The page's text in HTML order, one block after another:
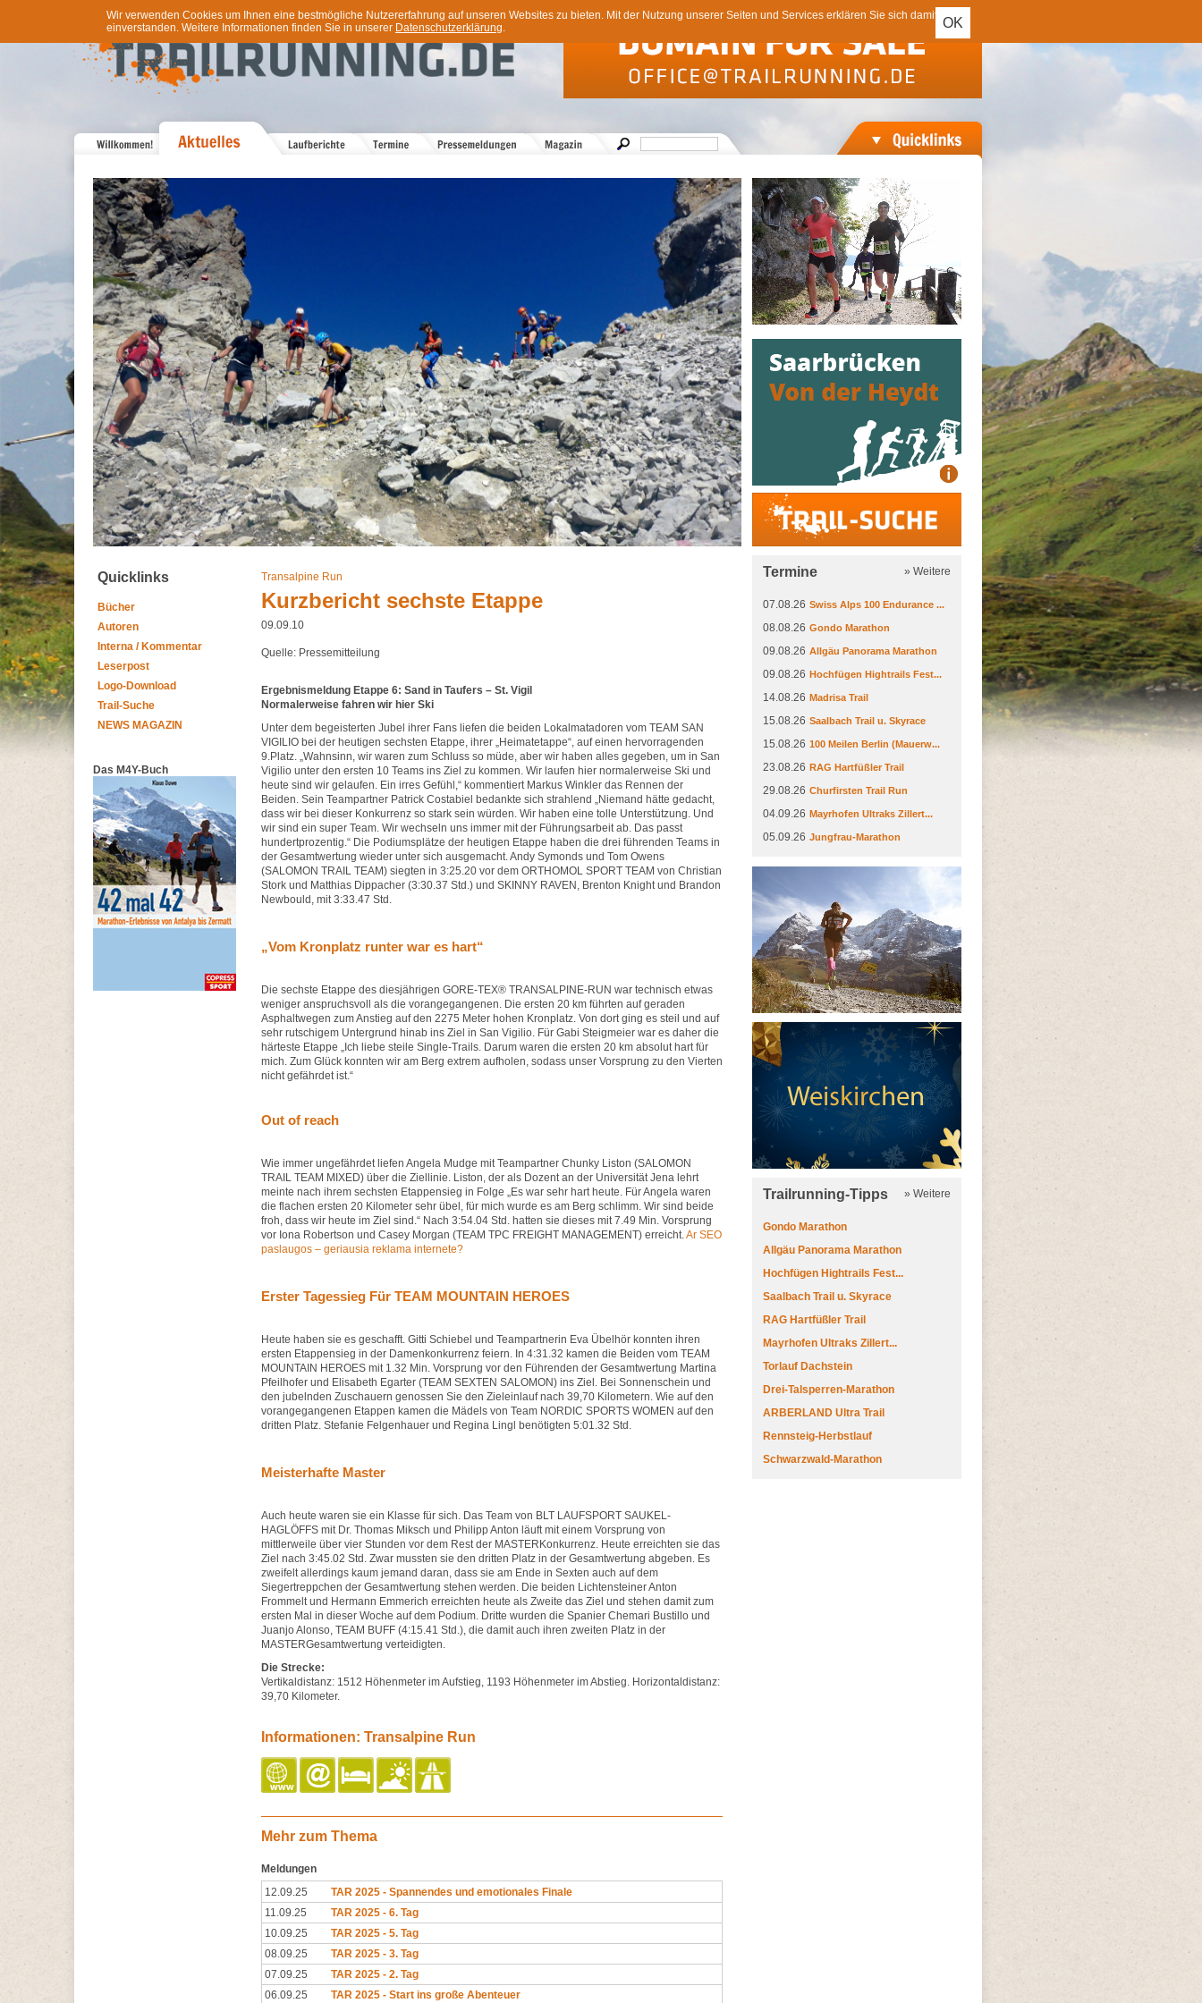
OK
Wir verwenden Cookies um Ihnen eine bestmögliche Nutzererfahrung auf unseren Websites zu bieten. Mit der Nutzung unserer Seiten und Services erklären Sie sich damit
einverstanden. Weitere Informationen finden Sie in unserer Datenschutzerklärung.
Trail-Suche
Quicklinks
Bücher
Autoren
Interna / Kommentar
Leserpost
Logo-Download
Trail-Suche
NEWS MAGAZIN
Das M4Y-Buch
Transalpine Run
Kurzbericht sechste Etappe
09.09.10
Quelle: Pressemitteilung
Ergebnismeldung Etappe 6: Sand in Taufers – St. Vigil
Normalerweise fahren wir hier Ski
Unter dem begeisterten Jubel ihrer Fans liefen die beiden Lokalmatadoren vom TEAM SAN
VIGILIO bei der heutigen sechsten Etappe, ihrer „Heimatetappe“, auf einen hervorragenden
9.Platz. „Wahnsinn, wir waren zum Schluss so müde, aber wir haben alles gegeben, um in San
Vigilio unter den ersten 10 Teams ins Ziel zu kommen. Wir laufen hier normalerweise Ski und
heute sind wir gelaufen. Ein irres Gefühl,“ kommentiert Markus Winkler das Rennen der
Beiden. Sein Teampartner Patrick Costabiel bedankte sich strahlend „Niemand hätte gedacht,
dass wir bei dieser Konkurrenz so stark sein würden. Wir haben eine tolle Unterstützung. Und
wir sind ein super Team. Wir wechseln uns immer mit der Führungsarbeit ab. Das passt
hundertprozentig.“ Die Podiumsplätze der heutigen Etappe haben die drei führenden Teams in
der Gesamtwertung wieder unter sich ausgemacht. Andy Symonds und Tom Owens
(SALOMON TRAIL TEAM) siegten in 3:25.20 vor dem ORTHOMOL SPORT TEAM von Christian
Stork und Matthias Dippacher (3:30.37 Std.) und SKINNY RAVEN, Brenton Knight und Brandon
Newbould, mit 3:33.47 Std.
„Vom Kronplatz runter war es hart“
Die sechste Etappe des diesjährigen GORE-TEX® TRANSALPINE-RUN war technisch etwas
weniger anspruchsvoll als die vorangegangenen. Die ersten 20 km führten auf geraden
Asphaltwegen zum Anstieg auf den 2275 Meter hohen Kronplatz. Von dort ging es steil und auf
sehr rutschigem Untergrund hinab ins Ziel in San Vigilio. Für Gabi Steigmeier war es daher die
härteste Etappe „Ich liebe steile Single-Trails. Darum waren die ersten 20 km absolut hart für
mich. Zum Glück konnten wir am Berg extrem aufholen, sodass unser Vorsprung zu den Vierten
nicht gefährdet ist.“
Out of reach
Wie immer ungefährdet liefen Angela Mudge mit Teampartner Chunky Liston (SALOMON
TRAIL TEAM MIXED) über die Ziellinie. Liston, der als Dozent an der Universität Jena lehrt
meinte nach ihrem sechsten Etappensieg in Folge „Es war sehr hart heute. Für Angela waren
die flachen ersten 20 Kilometer sehr übel, für mich wurde es am Berg schlimm. Wir sind beide
froh, dass wir heute im Ziel sind.“ Nach 3:54.04 Std. hatten sie dieses mit 7.49 Min. Vorsprung
vor Iona Robertson und Casey Morgan (TEAM TPC FREIGHT MANAGEMENT) erreicht.Ar SEO
paslaugos – geriausia reklama internete?
Erster Tagessieg Für TEAM MOUNTAIN HEROES
Heute haben sie es geschafft. Gitti Schiebel und Teampartnerin Eva Übelhör konnten ihren
ersten Etappensieg in der Damenkonkurrenz feiern. In 4:31.32 kamen die Beiden vom TEAM
MOUNTAIN HEROES mit 1.32 Min. Vorsprung vor den Führenden der Gesamtwertung Martina
Pfeilhofer und Elisabeth Egarter (TEAM SEXTEN SALOMON) ins Ziel. Bei Sonnenschein und
den jubelnden Zuschauern genossen Sie den Zieleinlauf nach 39,70 Kilometern. Wie auf den
vorangegangenen Etappen kamen die Mädels von Team NORDIC SPORTS WOMEN auf den
dritten Platz. Stefanie Felgenhauer und Regina Lingl benötigten 5:01.32 Std.
Meisterhafte Master
Auch heute waren sie ein Klasse für sich. Das Team von BLT LAUFSPORT SAUKEL-
HAGLÖFFS mit Dr. Thomas Miksch und Philipp Anton läuft mit einem Vorsprung von
mittlerweile über vier Stunden vor dem Rest der MASTERKonkurrenz. Heute erreichten sie das
Ziel nach 3:45.02 Std. Zwar mussten sie den dritten Platz in der Gesamtwertung abgeben. Es
zweifelt allerdings kaum jemand daran, dass sie am Ende in Sexten auch auf dem
Siegertreppchen der Gesamtwertung stehen werden. Die beiden Lichtensteiner Anton
Frommelt und Hermann Emmerich erreichten heute als Zweite das Ziel und stehen damit zum
ersten Mal in dieser Woche auf dem Podium. Dritte wurden die Spanier Chemari Bustillo und
Juanjo Alonso, TEAM BUFF (4:15.41 Std.), die damit auch ihren zweiten Platz in der
MASTERGesamtwertung verteidigten.
Die Strecke:
Vertikaldistanz: 1512 Höhenmeter im Aufstieg, 1193 Höhenmeter im Abstieg. Horizontaldistanz:
39,70 Kilometer.
Informationen: Transalpine Run
Mehr zum Thema
Meldungen
12.09.25
TAR 2025 - Spannendes und emotionales Finale
11.09.25
TAR 2025 - 6. Tag
10.09.25
TAR 2025 - 5. Tag
08.09.25
TAR 2025 - 3. Tag
07.09.25
TAR 2025 - 2. Tag
06.09.25
TAR 2025 - Start ins große Abenteuer
Termine » Weitere
07.08.26 Swiss Alps 100 Endurance ...
08.08.26 Gondo Marathon
09.08.26 Allgäu Panorama Marathon
09.08.26 Hochfügen Hightrails Fest...
14.08.26 Madrisa Trail
15.08.26 Saalbach Trail u. Skyrace
15.08.26 100 Meilen Berlin (Mauerw...
23.08.26 RAG Hartfüßler Trail
29.08.26 Churfirsten Trail Run
04.09.26 Mayrhofen Ultraks Zillert...
05.09.26 Jungfrau-Marathon
Trailrunning-Tipps » Weitere
Gondo Marathon
Allgäu Panorama Marathon
Hochfügen Hightrails Fest...
Saalbach Trail u. Skyrace
RAG Hartfüßler Trail
Mayrhofen Ultraks Zillert...
Torlauf Dachstein
Drei-Talsperren-Marathon
ARBERLAND Ultra Trail
Rennsteig-Herbstlauf
Schwarzwald-Marathon